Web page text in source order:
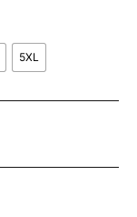
5XL